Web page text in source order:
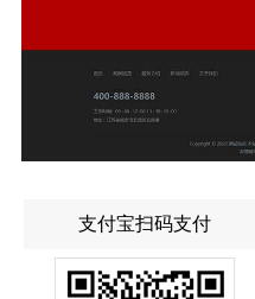
支付宝扫码支付